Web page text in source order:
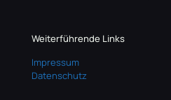
Weiterführende Links
Impressum
Datenschutz